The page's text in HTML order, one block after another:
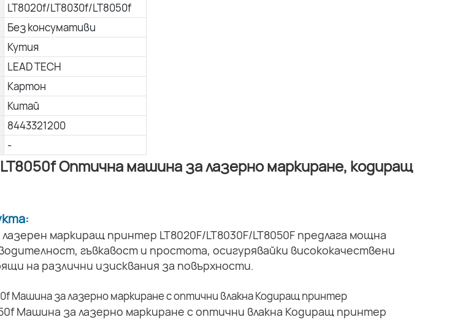
LT8020f/LT8030f/LT8050f
Без консумативи
Кутия
LEAD TECH
Картон
Китай
8443321200
-
Оптична машина за лазерно маркиране, кодиращ
лазерен маркиращ принтер LT8020F/LT8030F/LT8050F предлага мощна
гъвкавост и простота, осигурявайки висококачествени
на различни изисквания за повърхности.